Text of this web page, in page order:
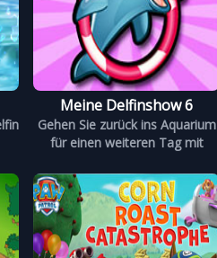
Meine Delfinshow 6
Gehen Sie zurück ins Aquarium
für einen weiteren Tag mit